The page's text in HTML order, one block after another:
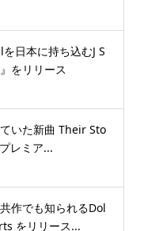
日本に持ち込むJ S
をリリース
いた新曲 Their Sto
レミア...
作でも知られるDol
をリリース...